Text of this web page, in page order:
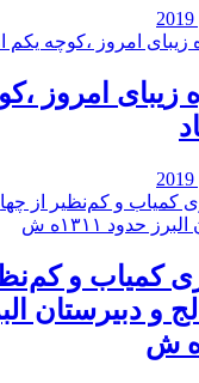
زیبای امروز
کمیاب و
و دبيرستان